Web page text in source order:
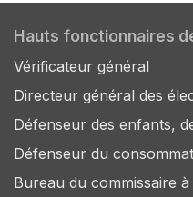
Hauts fonctionnaires
Vérificateur général
Directeur général des
Défenseur des enfants,
Défenseur du
Bureau du commissaire à